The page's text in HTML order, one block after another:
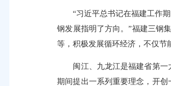
“习近平总书记在福建工作期
钢发展指明了方向。”福建三钢
等，积极发展循环经济，不仅节
闽江、九龙江是福建省第一大
期间提出一系列重要理念，开创